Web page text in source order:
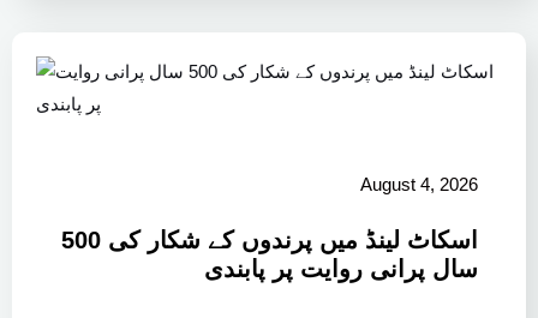
August 4, 2026
اسکاٹ لینڈ میں پرندوں کے شکار کی 500
سال پرانی روایت پر پابندی